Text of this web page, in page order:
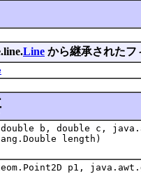
Line から継承されたフ
b, double c,
length)
p1,